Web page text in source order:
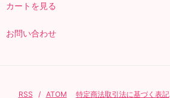
カートを見る
お問い合わせ
RSS / ATOM 特定商法取引法に基づく表記